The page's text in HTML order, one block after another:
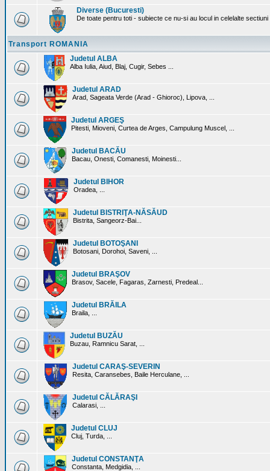
Diverse (Bucuresti)
De toate pentru toti - subiecte ce nu-si au locul in celelalte
Transport ROMANIA
Judetul ALBA
Alba Iulia, Aiud, Blaj, Cugir, Sebes ...
Judetul ARAD
Arad, Sageata Verde (Arad - Ghioroc), Lipova, ...
Judetul ARGEŞ
Pitesti, Mioveni, Curtea de Arges, Campulung Muscel, ...
Judetul BACĂU
Bacau, Onesti, Comanesti, Moinesti...
Judetul BIHOR
Oradea, ...
Judetul BISTRIŢA-NĂSĂUD
Bistrita, Sangeorz-Bai...
Judetul BOTOŞANI
Botosani, Dorohoi, Saveni, ...
Judetul BRAŞOV
Brasov, Sacele, Fagaras, Zarnesti, Predeal...
Judetul BRĂILA
Braila, ...
Judetul BUZĂU
Buzau, Ramnicu Sarat, ...
Judetul CARAŞ-SEVERIN
Resita, Caransebes, Baile Herculane, ...
Judetul CĂLĂRAŞI
Calarasi, ...
Judetul CLUJ
Cluj, Turda, ...
Judetul CONSTANŢA
Constanta, Medgidia, ...